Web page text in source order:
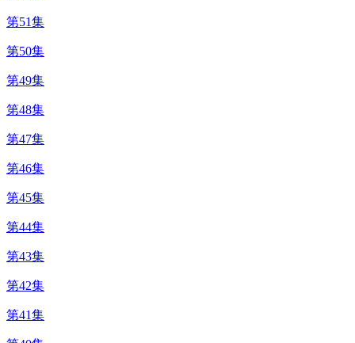
第51集
第50集
第49集
第48集
第47集
第46集
第45集
第44集
第43集
第42集
第41集